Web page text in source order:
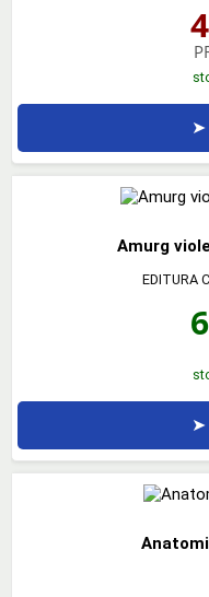
➤
Amurg
EDITURA
➤